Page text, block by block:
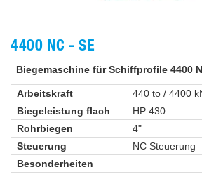
4400 NC - SE
Biegemaschine für Schiffprofile 4400
Arbeitskraft
440 to / 4400
Biegeleistung flach
HP 430
Rohrbiegen
4"
Steuerung
NC Steuerung
Besonderheiten